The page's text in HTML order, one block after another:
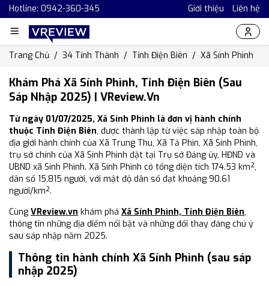
Hotline: 0942-360-345 Giới thiệu Liên hệ
Trang Chủ 34 Tỉnh Thành Tỉnh Điện Biên Xã Sính Phình
Khám Phá Xã Sính Phình, Tỉnh Điện Biên (Sau
Sáp Nhập 2025) | VReview.vn
Từ ngày 01/07/2025, Xã Sính Phình là đơn vị hành chính
thuộc Tỉnh Điện Biên, được thành lập từ việc sáp nhập toàn bộ
địa giới hành chính của Xã Trung Thu, Xã Tả Phìn, Xã Sính Phình,
trụ sở chính của Xã Sính Phình đặt tại Trụ sở Đảng ủy, HĐND và
UBND xã Sính Phình. Xã Sính Phình có tổng diện tích 174.53 km²,
dân số 15,815 người, với mật độ dân số đạt khoảng 90.61
người/km².
Cùng VReview.vn khám phá Xã Sính Phình, Tỉnh Điện Biên,
thông tin những địa điểm nổi bật và những đổi thay đáng chú ý
sau sáp nhập năm 2025.
Thông tin hành chính Xã Sính Phình (sau sáp
nhập 2025)